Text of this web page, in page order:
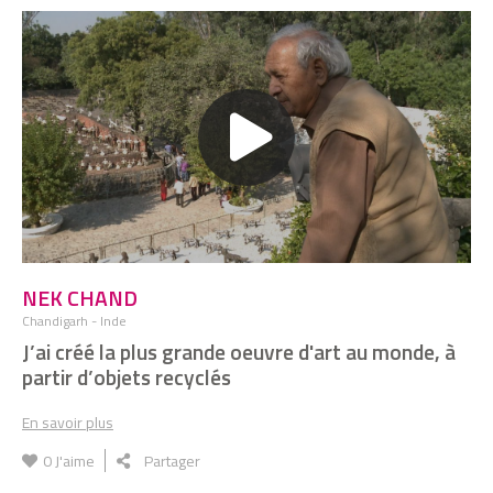
Benoit Trouvé - Midipile
NEK CHAND
Chandigarh - Inde
J’ai créé la plus grande oeuvre d'art au monde, à
partir d’objets recyclés
En savoir plus
0J'aime Partager
AURELIA WOLF
J’ai créé une machine open source pour
faire des teintures naturelles
WONG MUN SUMM
J’ai doublé la surface d’un jardin en
construisant un hôtel